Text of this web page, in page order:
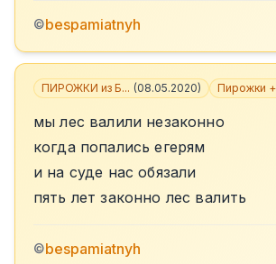
©bespamiatnyh
ПИРОЖКИ из Б... (08.05.2020) Пирожки +
мы лес валили незаконно
когда попались егерям
и на суде нас обязали
пять лет законно лес валить
©bespamiatnyh